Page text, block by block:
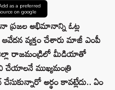
as a preferred
on google
ప్రజల అభిమానాన్ని ఓట్ల
వ్యక్తం చేశారు మాజీ ఎంపీ
రాజమండ్రిలో మీడియాతో
చేయాలనే ముఖ్యమంత్రి
అర్థం కావట్లేదు.. ఏం